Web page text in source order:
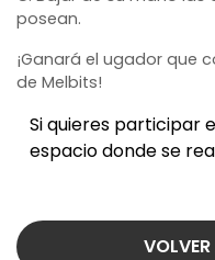
posean.
¡Ganará el ugador que
de Melbits!
Si quieres participar
espacio donde se